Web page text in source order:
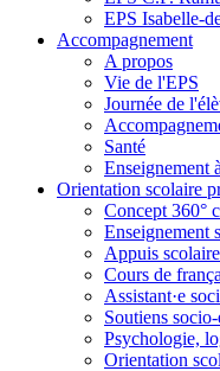
EPS Isabelle-
Accompagnement
A propos
Vie de l'EPS
Journée de
Santé
Enseignement
Orientation scolaire
Concept 360°
Enseignement
Appuis
Cours de
Assistant·e
Soutiens
Psychologie,
Orientation